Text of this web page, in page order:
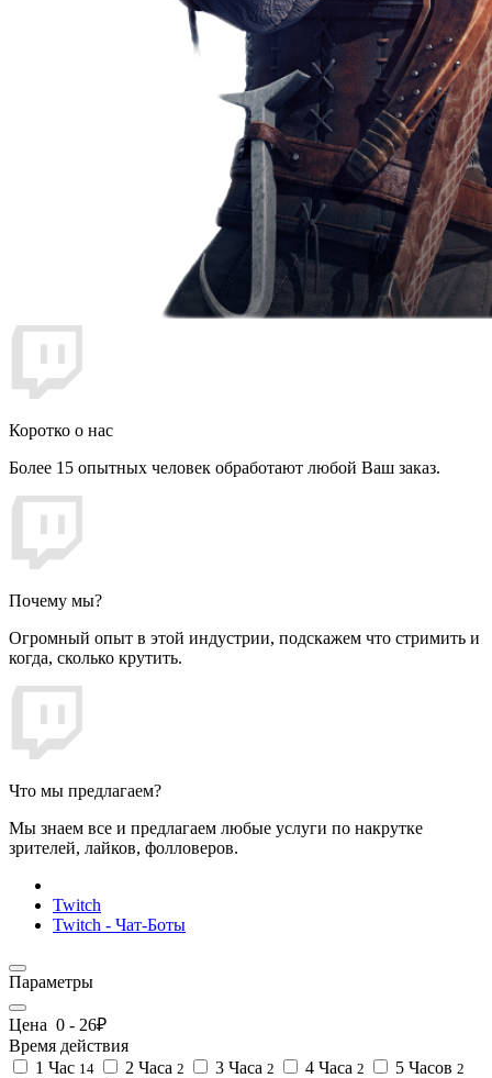
Коротко о нас
Более 15 опытных человек обработают любой Ваш заказ.
Почему мы?
Огромный опыт в этой индустрии, подскажем что стримить и
когда, сколько крутить.
Что мы предлагаем?
Мы знаем все и предлагаем любые услуги по накрутке
зрителей, лайков, фолловеров.
Twitch
Twitch - Чат-Боты
Параметры
Цена 0 - 26₽
Время действия
1 Час 14 2 Часа 2 3 Часа 2 4 Часа 2 5 Часов 2